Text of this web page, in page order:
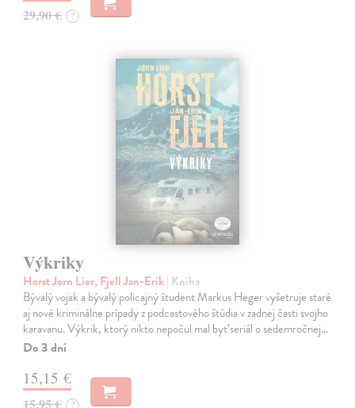
29,90 € ?
Výkriky
Horst Jorn Lier, Fjell Jan-Erik| Kniha
Bývalý vojak a bývalý policajný študent Markus Heger vyšetruje staré
aj nové kriminálne prípady z podcastového štúdia v zadnej časti svojho
karavanu. Výkrik, ktorý nikto nepočul mal byť seriál o sedemročnej…
Do 3 dní
15,15 €
15,95 € ?